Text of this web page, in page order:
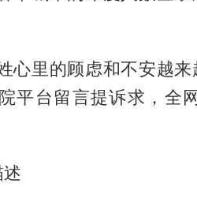
心里的顾虑和不安越
平台留言提诉求，全